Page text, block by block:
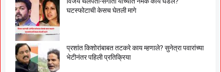
घटस्फोटाची केसच घेतली मागे
प्रशांत किशोरांबाबत तटकरे काय म्हणाले? सुनेत्रा पवारांच्या
भेटीनंतर पहिली प्रतिक्रिया